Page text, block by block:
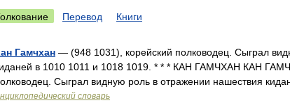
Перевод Книги
Гамчхан — (948 1031), корейский полководец. Сыграл
в 1010 1011 и 1018 1019. * * * КАН ГАМЧХАН КАН
Сыграл видную роль в отражении нашествия
словарь